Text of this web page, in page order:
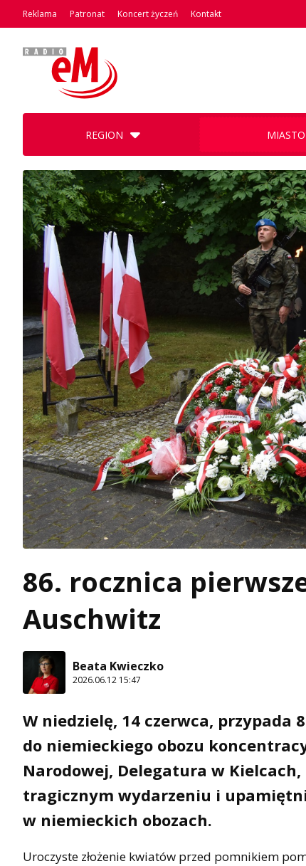
Reklama Patronat Koncert życzeń Kontakt
REGION MIASTO
86. rocznica
Auschwitz
Beata Kwieczko
2026.06.12 15:47
W niedzielę, 14 czerwca, przypada
do niemieckiego obozu
Narodowej, Delegatura w
tragicznym wydarzeniu i
w niemieckich obozach.
Uroczyste złożenie kwiatów przed pomnikiem